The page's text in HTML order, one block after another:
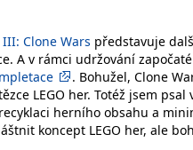
III: Clone Wars představuje
A v rámci udržování
. Bohužel, Clone
LEGO her. Totéž jsem psal
herního obsahu a
koncept LEGO her, ale